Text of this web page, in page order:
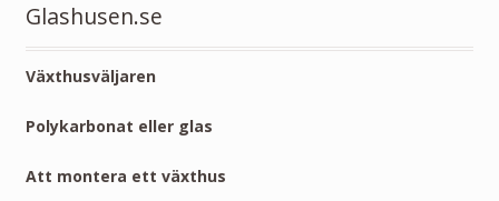
Glashusen.se
Växthusväljaren
Polykarbonat eller glas
Att montera ett växthus